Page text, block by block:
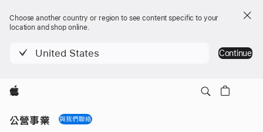
Choose another country or region to see content specific to your
location and shop online.
United States Continue
Apple
公營事業
Nav
Menu
與我們聯絡